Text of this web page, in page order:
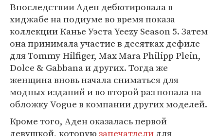
Впоследствии Аден дебютировала в
хиджабе на подиуме во время показа
коллекции Канье Уэста Yeezy Season 5. Затем
она принимала участие в десятках дефиле
для Tommy Hilfiger, Max Mara Philipp Plein,
Dolce & Gabbana и других. Тогда же
женщина вновь начала сниматься для
модных изданий и во второй раз попала на
обложку Vogue в компании других моделей.
Кроме того, Аден оказалась первой
девушкой, которуюзапечатлелидля